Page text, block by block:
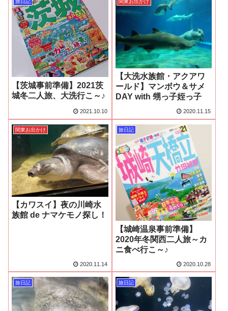
旅日記
【茨城事前準備】2021茨
城冬二人旅、大洗行こ～♪
2021.10.10
関東お出かけ
【大洗水族館・アクアワ
ールド】マンボウ＆サメ
DAY with 甥っ子姪っ子
2020.11.15
関東お出かけ
【カワスイ】夜の川崎水
族館 de ナマケモノ探し！
2020.11.14
旅日記
【城崎温泉事前準備】
2020年冬関西二人旅～カ
ニ食べ行こ～♪
2020.10.28
旅日記 旅日記